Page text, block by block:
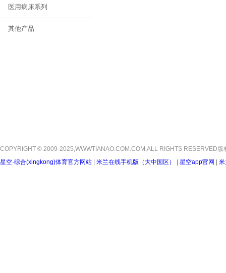
医用病床系列
其他产品
COPYRIGHT © 2009-2025,WWWTIANAO.COM.COM,ALL RIGHTS RESERVED
星空·综合(xingkong)体育官方网站
米兰在线手机版（大中国区） 星空app官网